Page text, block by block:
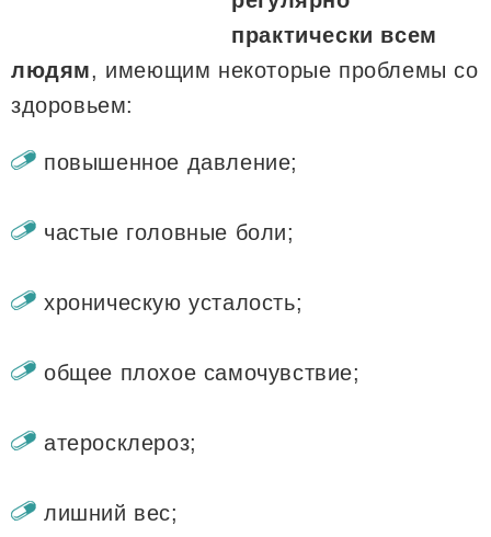
практически всем
людям, имеющим некоторые проблемы со
здоровьем:
повышенное давление;
частые головные боли;
хроническую усталость;
общее плохое самочувствие;
атеросклероз;
лишний вес;